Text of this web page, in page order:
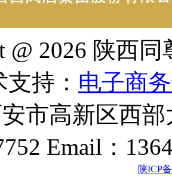
@ 2026 陕西
持： 电子商
市高新区西
Email：
陕ICP